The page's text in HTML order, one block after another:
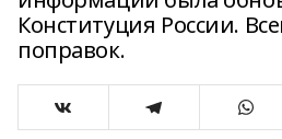
Конституция России.
поправок.